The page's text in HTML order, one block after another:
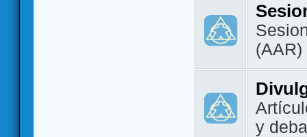
(AAR)
y